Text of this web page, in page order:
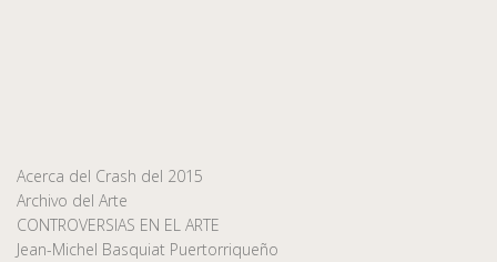
Acerca del Crash del 2015
Archivo del Arte
CONTROVERSIAS EN EL ARTE
Jean-Michel Basquiat Puertorriqueño